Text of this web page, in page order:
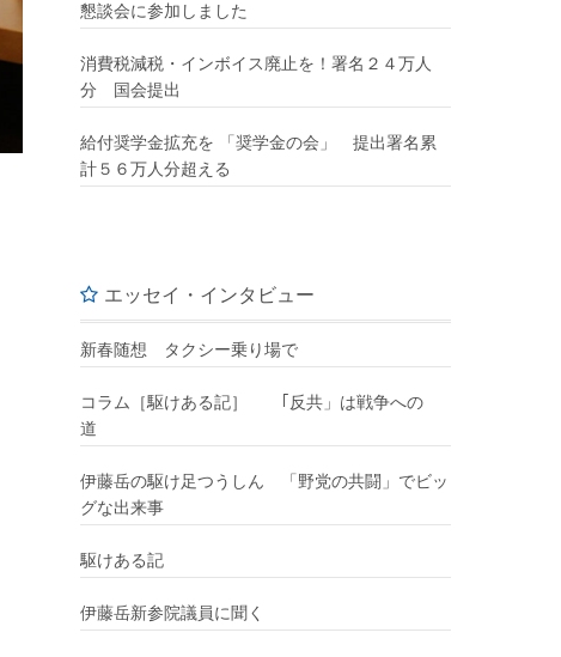
懇談会に参加しました
消費税減税・インボイス廃止を！署名２４万人
分 国会提出
給付奨学金拡充を 「奨学金の会」 提出署名累
計５６万人分超える
エッセイ・インタビュー
新春随想 タクシー乗り場で
コラム［駆けある記］ ｢反共」は戦争への
道
伊藤岳の駆け足つうしん 「野党の共闘」でビッ
グな出来事
駆けある記
伊藤岳新参院議員に聞く